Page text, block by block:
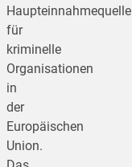
Haupteinnahmequelle
für
kriminelle
Organisationen
in
der
Europäischen
Union.